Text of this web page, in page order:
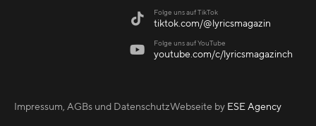
 Folge uns auf TikTok
tiktok.com/@lyricsmagazin
 Folge uns auf YouTube
youtube.com/c/lyricsmagazinch
Impressum, AGBs und DatenschutzWebseite by ESE Agency